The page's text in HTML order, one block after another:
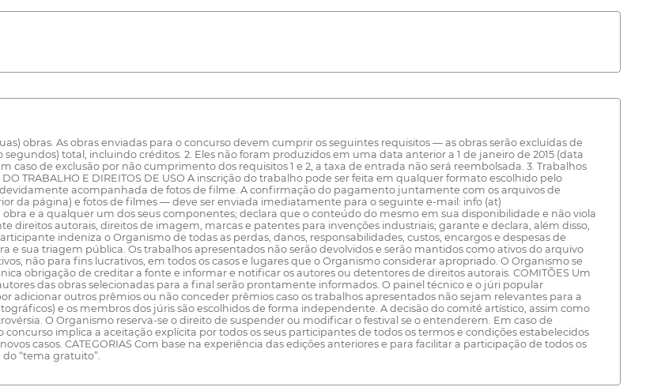
obras. As obras enviadas para o concurso devem cumprir os seguintes requisitos — as obras serão excluídas de
total, incluindo créditos. 2. Eles não foram produzidos em uma data anterior a 1 de janeiro de 2015 (data
de exclusão por não cumprimento dos requisitos 1 e 2, a taxa de entrada não será reembolsada. 3. Trabalhos
TRABALHO E DIREITOS DE USO A inscrição do trabalho pode ser feita em qualquer formato escolhido pelo
acompanhada de fotos de filme. A confirmação do pagamento juntamente com os arquivos de
da página) e fotos de filmes — deve ser enviada imediatamente para o seguinte e-mail: info (at)
e a qualquer um dos seus componentes; declara que o conteúdo do mesmo em sua disponibilidade e não viola
direitos autorais, direitos de imagem, marcas e patentes para invenções industriais; garante e declara, além disso,
indeniza o Organismo de todas as perdas, danos, responsabilidades, custos, encargos e despesas de
sua triagem pública. Os trabalhos apresentados não serão devolvidos e serão mantidos como ativos do arquivo
não para fins lucrativos, em todos os casos e lugares que o Organismo considerar apropriado. O Organismo se
obrigação de creditar a fonte e informar e notificar os autores ou detentores de direitos autorais. COMITÕES Um
das obras selecionadas para a final serão prontamente informados. O painel técnico e o júri popular
adicionar outros prêmios ou não conceder prêmios caso os trabalhos apresentados não sejam relevantes para a
e os membros dos júris são escolhidos de forma independente. A decisão do comitê artístico, assim como
O Organismo reserva-se o direito de suspender ou modificar o festival se o entenderem. Em caso de
implica a aceitação explícita por todos os seus participantes de todos os termos e condições estabelecidos
casos. CATEGORIAS Com base na experiência das edições anteriores e para facilitar a participação de todos os
“tema gratuito”.